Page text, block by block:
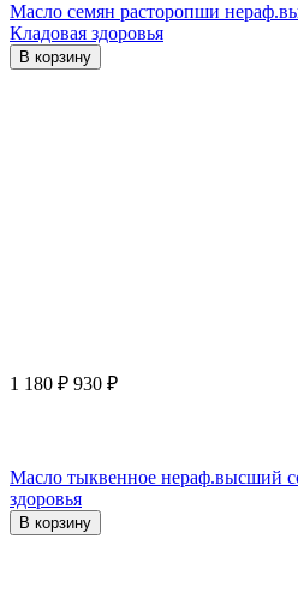
Масло семян расторопши
Кладовая здоровья
В корзину
1 180 ₽ 930 ₽
Масло тыквенное нераф.высший
здоровья
В корзину